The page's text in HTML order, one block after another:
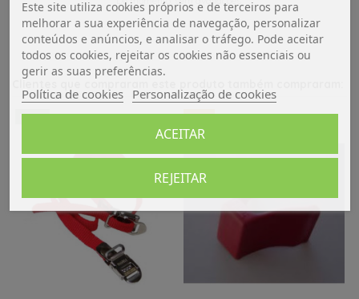
NOVO -30%
Este site utiliza cookies próprios e de terceiros para
melhorar a sua experiência de navegação, personalizar
conteúdos e anúncios, e analisar o tráfego. Pode aceitar
todos os cookies, rejeitar os cookies não essenciais ou
gerir as suas preferências.
Política de cookies Personalização de cookies
REJEITAR
ACEITAR